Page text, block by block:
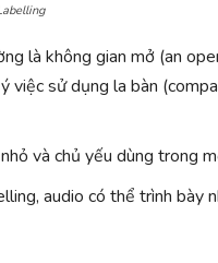
là không gian mở (an
việc sử dụng la bàn
và chủ yếu dùng trong
audio có thể trình bày